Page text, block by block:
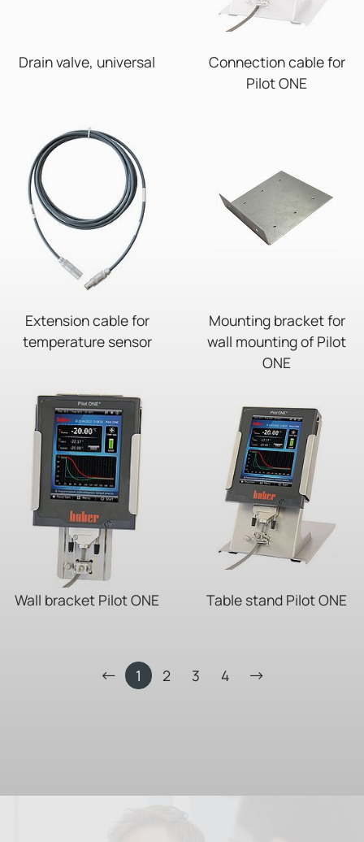
Drain valve, universal
Connection cable for
Pilot ONE
Extension cable for
temperature sensor
Mounting bracket for
wall mounting of Pilot
ONE
Wall bracket Pilot ONE Table stand Pilot ONE
1 2 3 4